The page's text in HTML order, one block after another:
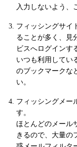
入力しないよう、
フィッシングサイ
ることが多く、見
ビスへログインす
いつも利用してい
のブックマークな
い。
フィッシングメー
す。
ほとんどのメール
きるので、大量の